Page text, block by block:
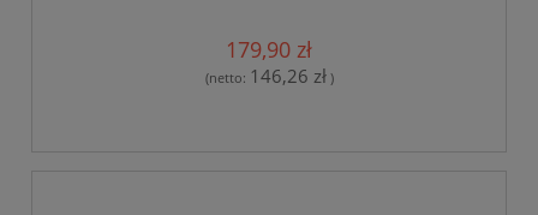
179,90 zł
(netto: 146,26 zł)